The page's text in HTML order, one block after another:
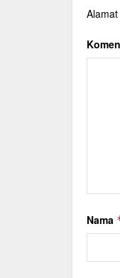
Nama